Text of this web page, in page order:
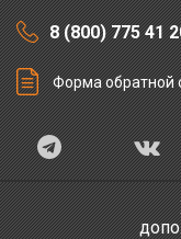
8 (800) 775 41
Форма обратной